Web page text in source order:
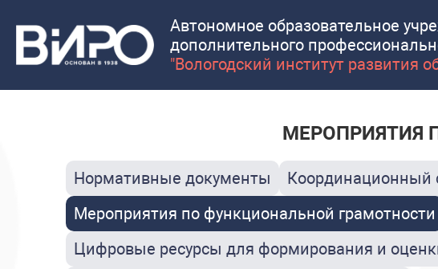
Автономное образовательное
дополнительного
"Вологодский институт развития
МЕРОПРИЯТИЯ
Нормативные документы
Координационный
Мероприятия по функциональной грамотности
Цифровые ресурсы для формирования и